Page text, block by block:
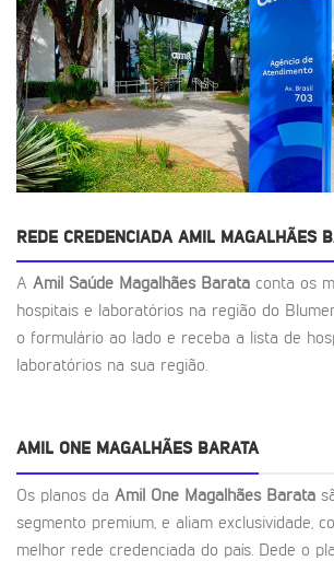
REDE CREDENCIADA AMIL MAGALHÃES
A Amil Saúde Magalhães Barata conta os
hospitais e laboratórios na região do
o formulário ao lado e receba a lista de
laboratórios na sua região.
AMIL ONE MAGALHÃES BARATA
Os planos da Amil One Magalhães Barata
segmento premium, e aliam exclusividade,
melhor rede credenciada do país. Dede o